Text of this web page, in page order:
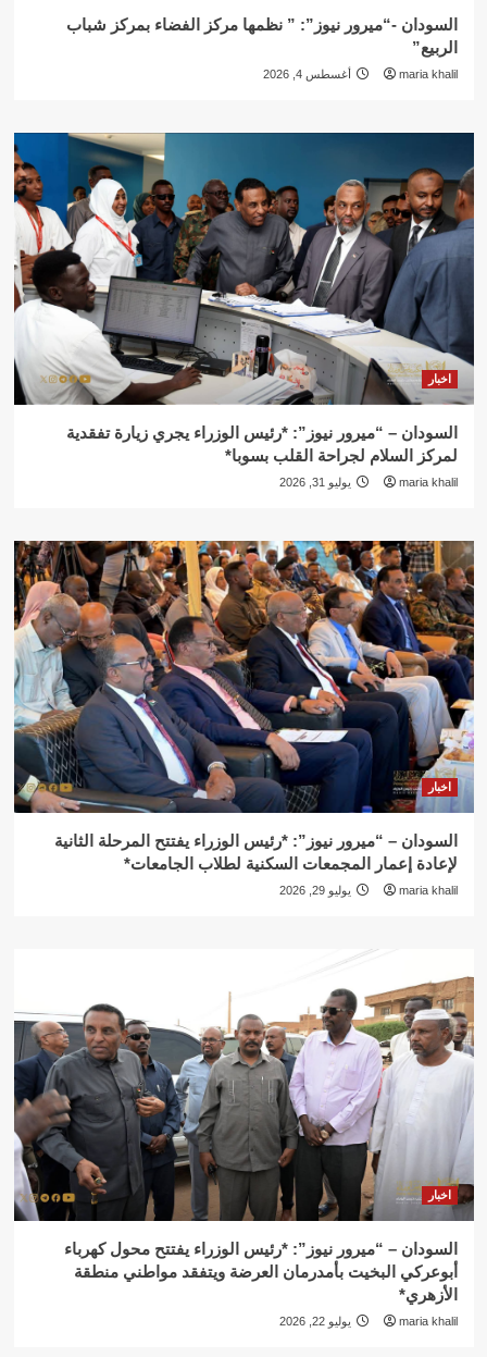
السودان -“ميرور نيوز”: ” نظمها مركز الفضاء بمركز شباب
الربيع”
maria khalil أغسطس 4, 2026
اخبار
السودان – “ميرور نيوز”: *رئيس الوزراء يجري زيارة تفقدية
لمركز السلام لجراحة القلب بسوبا*
maria khalil يوليو 31, 2026
اخبار
السودان – “ميرور نيوز”: *رئيس الوزراء يفتتح المرحلة الثانية
لإعادة إعمار المجمعات السكنية لطلاب الجامعات*
maria khalil يوليو 29, 2026
اخبار
السودان – “ميرور نيوز”: *رئيس الوزراء يفتتح محول كهرباء
أبوعركي البخيت بأمدرمان العرضة ويتفقد مواطني منطقة
الأزهري*
maria khalil يوليو 22, 2026